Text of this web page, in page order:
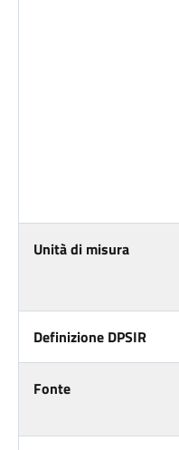
Unità di misura
Definizione DPSIR
Fonte